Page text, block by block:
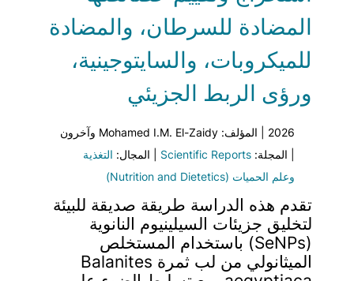
المضادة للسرطان، والمضادة
للميكروبات، والسايتوجينية،
ورؤى الربط الجزيئي
2026 | المؤلف: Mohamed I.M. El-Zaidy وآخرون
| المجلة:Scientific Reports | المجال: التغذية
وعلم الحميات (Nutrition and Dietetics)
تقدم هذه الدراسة طريقة صديقة للبيئة
لتخليق جزيئات السيلينيوم النانوية
(SeNPs) باستخدام المستخلص
الميثانولي من لب ثمرة Balanites